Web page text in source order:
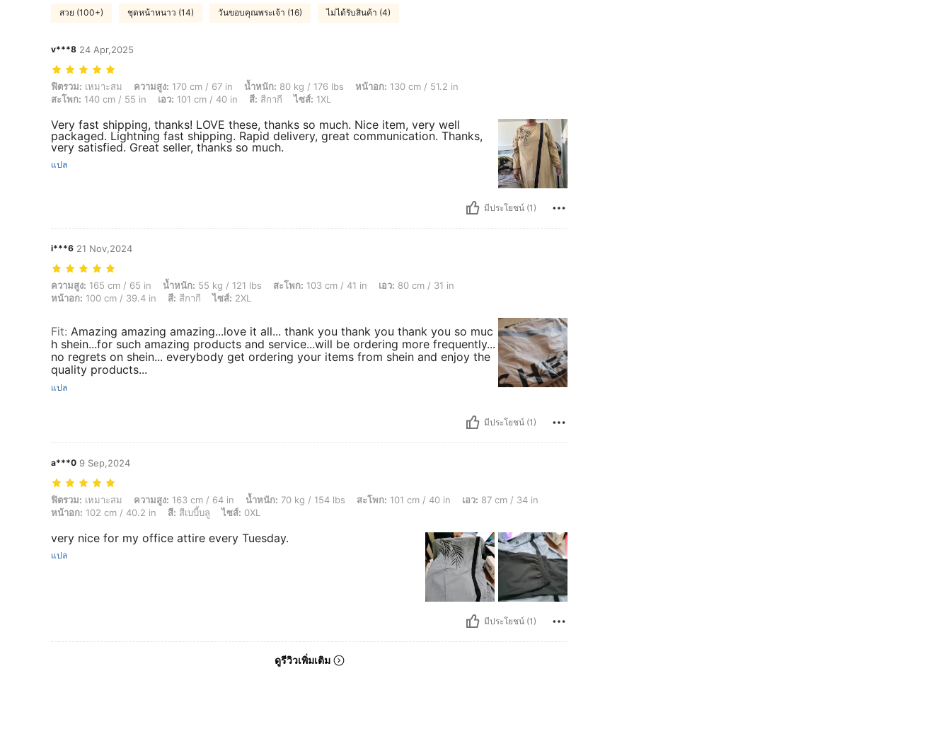
สวย (100+) ชุดหน้าหนาว (14) วันขอบคุณพระเจ้า (16) ไม่ได้รับสินค้า (4)
v***8 24 Apr,2025
ฟิตรวม: เหมาะสม, ความสูง: 170 cm / 67 in, น้ำหนัก: 80 kg / 176 lbs, หน้าอก: 130 cm / 51.2 in, สะโพก: 140 cm / 55 in, เอว: 101 cm / 40 in, สี: สีกากี, ไซส์: 1XL
ฟิตรวม: เหมาะสม ความสูง: 170 cm / 67 in น้ำหนัก: 80 kg / 176 lbs หน้าอก: 130 cm / 51.2 in
สะโพก: 140 cm / 55 in เอว: 101 cm / 40 in สี: สีกากี ไซส์: 1XL
Very fast shipping, thanks! LOVE these, thanks so much. Nice item, very well
packaged. Lightning fast shipping. Rapid delivery, great communication. Thanks,
very satisfied. Great seller, thanks so much.
แปล
มีประโยชน์ (1)
i***6 21 Nov,2024
ความสูง: 165 cm / 65 in, น้ำหนัก: 55 kg / 121 lbs, สะโพก: 103 cm / 41 in, เอว: 80 cm / 31 in, หน้าอก: 100 cm / 39.4 in, สี: สีกากี, ไซส์: 2XL
ความสูง: 165 cm / 65 in น้ำหนัก: 55 kg / 121 lbs สะโพก: 103 cm / 41 in เอว: 80 cm / 31 in
หน้าอก: 100 cm / 39.4 in สี: สีกากี ไซส์: 2XL
Fit: Amazing amazing amazing...love it all... thank you thank you thank you so muc
h shein...for such amazing products and service...will be ordering more frequently...
no regrets on shein... everybody get ordering your items from shein and enjoy the
quality products...
แปล
มีประโยชน์ (1)
a***0 9 Sep,2024
ฟิตรวม: เหมาะสม, ความสูง: 163 cm / 64 in, น้ำหนัก: 70 kg / 154 lbs, สะโพก: 101 cm / 40 in, เอว: 87 cm / 34 in, หน้าอก: 102 cm / 40.2 in, สี: สีเบบี้บลู, ไซส์: 0XL
ฟิตรวม: เหมาะสม ความสูง: 163 cm / 64 in น้ำหนัก: 70 kg / 154 lbs สะโพก: 101 cm / 40 in เอว: 87 cm / 34 in
หน้าอก: 102 cm / 40.2 in สี: สีเบบี้บลู ไซส์: 0XL
very nice for my office attire every Tuesday.
แปล
มีประโยชน์ (1)
ดูรีวิวเพิ่มเติม